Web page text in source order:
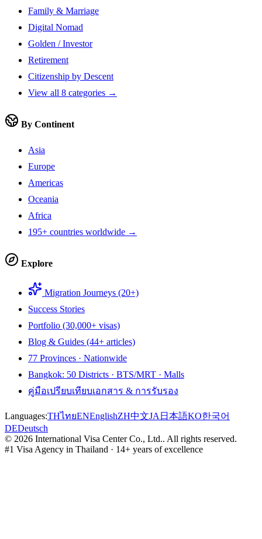
Family & Marriage
Digital Nomad
Golden / Investor
Retirement
Citizenship by Descent
View all 8 categories →
By Continent
Asia
Europe
Americas
Oceania
Africa
195+ countries worldwide →
Explore
Migration Journeys (20+)
Success Stories
Portfolio (30,000+ visas)
Blog & Guides (44+ articles)
77 Provinces · Nationwide
Bangkok: 50 Districts · BTS/MRT · Malls
คู่มือเปรียบเทียบเอกสาร & การรับรอง
Languages:THไทยENEnglishZH中文JA 日本語KO한국어
DEDeutsch
© 2026 International Visa Center Co., Ltd.. All rights reserved.
#1 Visa Agency in Thailand · 14+ years of excellence